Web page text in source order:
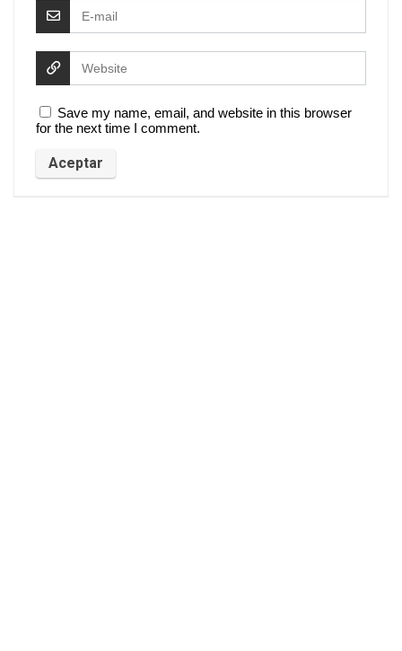
Save my name, email, and website in this browser
for the next time I comment.